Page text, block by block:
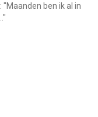
: "Maanden ben ik al in
"